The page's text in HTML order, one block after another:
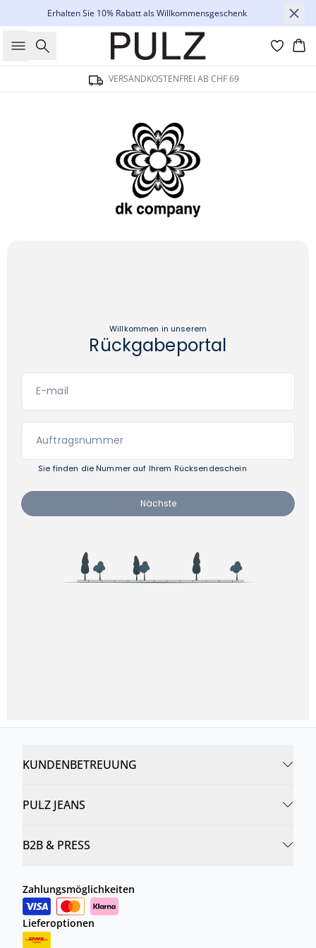
Erhalten Sie 10% Rabatt als Willkommensgeschenk
Suche
VERSANDKOSTENFREI AB CHF 69
KUNDENBETREUUNG
PULZ JEANS
B2B & PRESS
Zahlungsmöglichkeiten
Lieferoptionen